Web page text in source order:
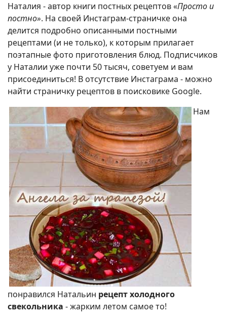
Наталия - автор книги постных рецептов «Просто и
постно». На своей Инстаграм-страничке она
делится подробно описанными постными
рецептами (и не только), к которым прилагает
поэтапные фото приготовления блюд. Подписчиков
у Наталии уже почти 50 тысяч, советуем и вам
присоединиться! В отсутствие Инстаграма - можно
найти страничку рецептов в поисковике Google.
Нам
понравился Натальин рецепт холодного
свекольника - жарким летом самое то!